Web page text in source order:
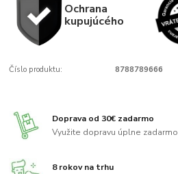
Ochrana
kupujúcého
Číslo produktu: 8788789666
Doprava od 30€ zadarmo
Využite dopravu úplne zadarmo
8 rokov na trhu